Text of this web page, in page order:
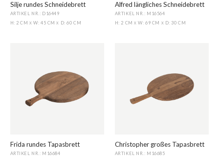
Silje rundes Schneidebrett
ARTIKEL NR.: D16449
H: 2 CMX W: 45 CMX D: 60 CM
Alfred längliches Schneidebrett
ARTIKEL NR.: M16564
H: 2 CMX W: 69 CM X D: 30 CM
Frida rundes Tapasbrett
ARTIKEL NR.: M16684
Christopher großes Tapasbrett
ARTIKEL NR.: M16685